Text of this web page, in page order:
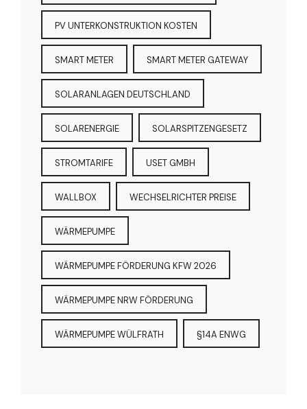
PV UNTERKONSTRUKTION KOSTEN
SMART METER SMART METER GATEWAY
SOLARANLAGEN DEUTSCHLAND
SOLARENERGIE SOLARSPITZENGESETZ
STROMTARIFE USET GMBH
WALLBOX WECHSELRICHTER PREISE
WÄRMEPUMPE
WÄRMEPUMPE FÖRDERUNG KFW 2026
WÄRMEPUMPE NRW FÖRDERUNG
WÄRMEPUMPE WÜLFRATH §14A ENWG